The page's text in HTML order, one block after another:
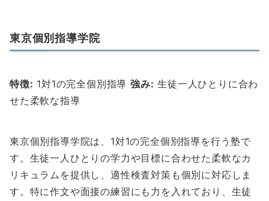
東京個別指導学院
特徴: 1対1の完全個別指導強み: 生徒一人ひとりに合わ
せた柔軟な指導
東京個別指導学院は、1対1の完全個別指導を行う塾で
す。生徒一人ひとりの学力や目標に合わせた柔軟なカ
リキュラムを提供し、適性検査対策も個別に対応しま
す。特に作文や面接の練習にも力を入れており、生徒